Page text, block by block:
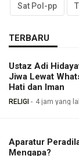
Sat Pol-pp
TERBARU
Ustaz Adi
Jiwa Lewat
Hati dan Iman
RELIGI 4 jam yang
Aparatur
Mengapa?